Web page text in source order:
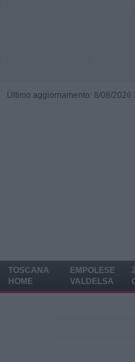
Ultimo aggiornamento: 8/08/2026
TOSCANA
HOME
EMPOLESE
VALDELSA